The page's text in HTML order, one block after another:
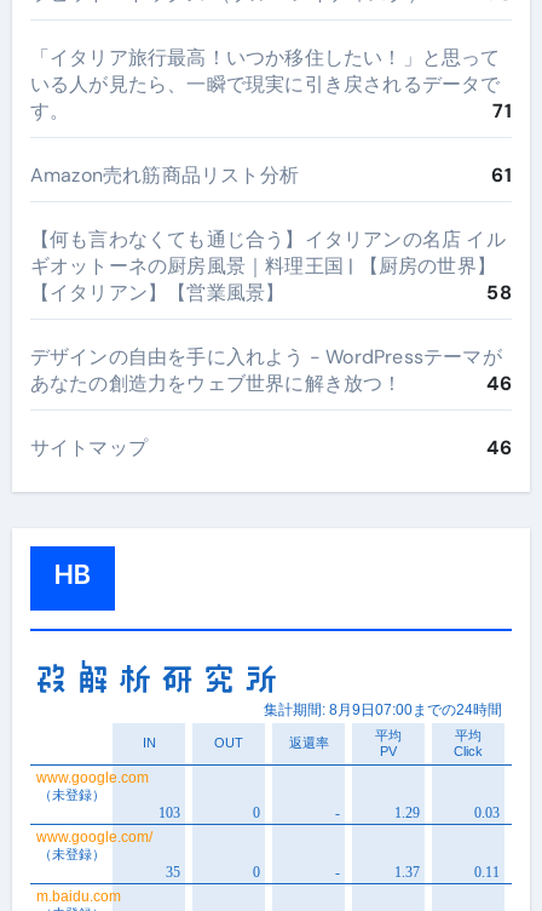
​「イタリア旅行最高！いつか移住したい！」と思って
いる人が見たら、一瞬で現実に引き戻されるデータで
す。
71
Amazon売れ筋商品リスト分析 61
【何も言わなくても通じ合う】イタリアンの名店 イル
ギオットーネの厨房風景｜料理王国 | 【厨房の世界】
【イタリアン】【営業風景】
58
デザインの自由を手に入れよう - WordPressテーマが
あなたの創造力をウェブ世界に解き放つ！
46
サイトマップ 46
HB